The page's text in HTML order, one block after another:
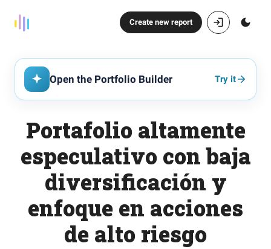
Create new report
Open the Portfolio Builder Try it
Portafolio altamente
especulativo con baja
diversificación y
enfoque en acciones
de alto riesgo